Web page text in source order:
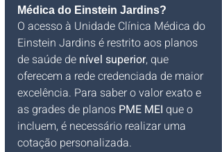
Médica do Einstein Jardins?
O acesso à Unidade Clínica Médica do
Einstein Jardins é restrito aos planos
de saúde de nível superior, que
oferecem a rede credenciada de maior
excelência. Para saber o valor exato e
as grades de planos PME MEI que o
incluem, é necessário realizar uma
cotação personalizada.